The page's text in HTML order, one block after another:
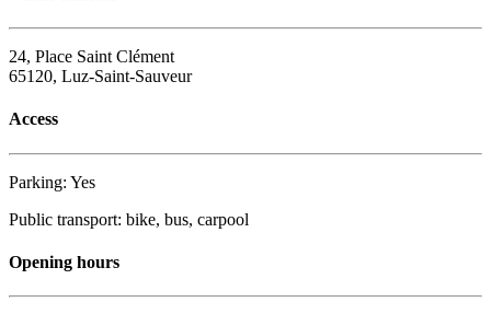
24, Place Saint Clément
65120, Luz-Saint-Sauveur
Access
Parking: Yes
Public transport: bike, bus, carpool
Opening hours